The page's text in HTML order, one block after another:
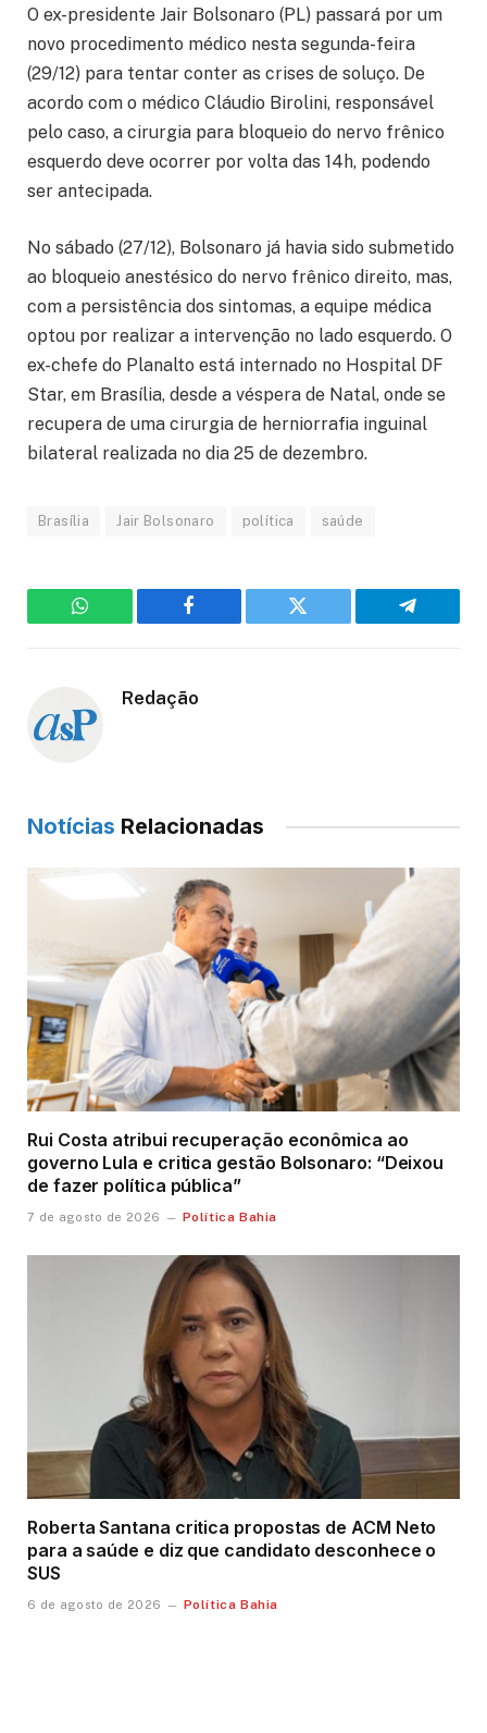
O ex-presidente Jair Bolsonaro (PL) passará por um
novo procedimento médico nesta segunda-feira
(29/12) para tentar conter as crises de soluço. De
acordo com o médico Cláudio Birolini, responsável
pelo caso, a cirurgia para bloqueio do nervo frênico
esquerdo deve ocorrer por volta das 14h, podendo
ser antecipada.
No sábado (27/12), Bolsonaro já havia sido submetido
ao bloqueio anestésico do nervo frênico direito, mas,
com a persistência dos sintomas, a equipe médica
optou por realizar a intervenção no lado esquerdo. O
ex-chefe do Planalto está internado no Hospital DF
Star, em Brasília, desde a véspera de Natal, onde se
recupera de uma cirurgia de herniorrafia inguinal
bilateral realizada no dia 25 de dezembro.
Brasília Jair Bolsonaro política saúde
WhatsApp Facebook Twitter Telegram
Redação
Notícias Relacionadas
Rui Costa atribui recuperação econômica ao
governo Lula e critica gestão Bolsonaro: “Deixou
de fazer política pública”
7 de agosto de 2026 Política Bahia
Roberta Santana critica propostas de ACM Neto
para a saúde e diz que candidato desconhece o
SUS
6 de agosto de 2026 Política Bahia